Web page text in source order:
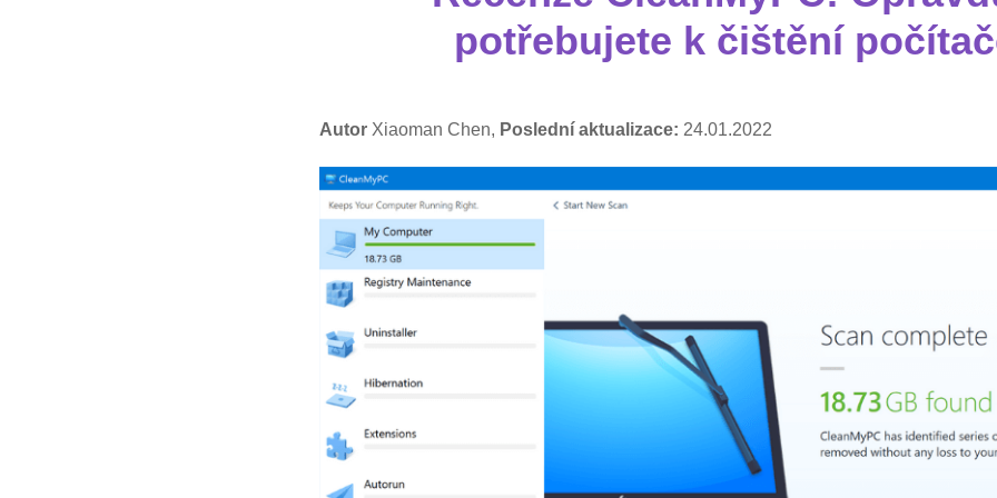
potřebujete k čištění
Autor Xiaoman Chen, Poslední aktualizace: 24.01.2022